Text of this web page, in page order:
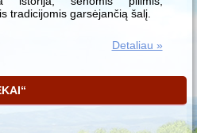
tradicijomis garsėjančią šalį.
Detaliau »